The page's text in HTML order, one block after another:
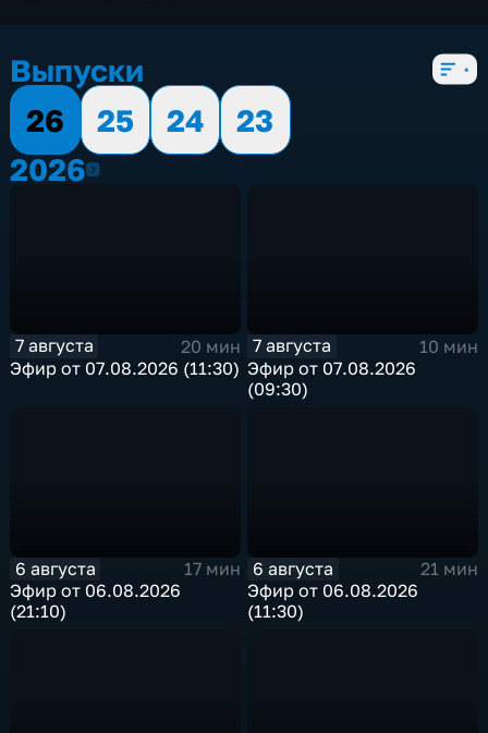
Выпуски
26
25 24
23
20262026
7 августа
20 мин
Эфир от 07.08.2026 (11:30)
7 августа
10 мин
Эфир от 07.08.2026
(09:30)
6 августа
17 мин
Эфир от 06.08.2026
(21:10)
6 августа
21 мин
Эфир от 06.08.2026
(11:30)